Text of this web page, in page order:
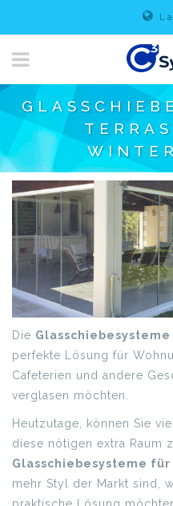
Die
perfekte Lösung für
Cafeterien und andere
verglasen möchten.
Heutzutage, können Sie
diese nötigen extra Raum
Glasschiebesysteme für
mehr Styl der Markt sind,